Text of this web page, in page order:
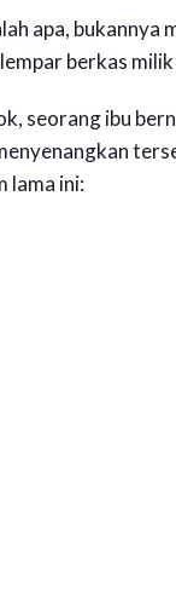
apa, bukannya
berkas
seorang ibu
lama ini: